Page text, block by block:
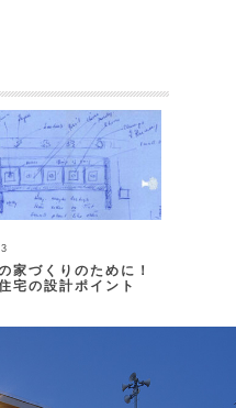
家づくりのために！
宅の設計ポイント